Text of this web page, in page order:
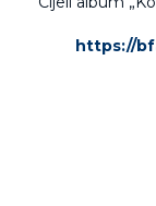
https://